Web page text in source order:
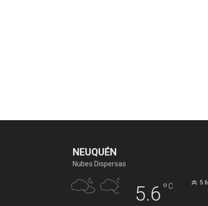
NEUQUÉN
Nubes Dispersas
5.6°C 5.6